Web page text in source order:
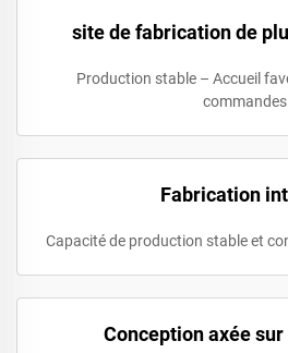
site de fabrication de
Production stable – Accueil
commandes
Fabrication
Capacité de production stable et
Conception axée